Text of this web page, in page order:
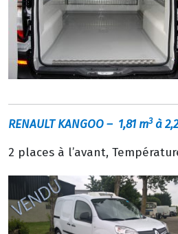
RENAULT KANGOO– 1,81 m3à
2 places à l’avant,